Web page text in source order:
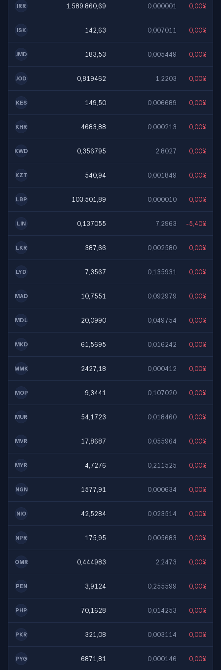
IRR 1.589.860,69 0,000001 0,00%
ISK 142,63 0,007011 0,00%
JMD 183,53 0,005449 0,00%
JOD 0,819462 1,2203 0,00%
KES 149,50 0,006689 0,00%
KHR 4683,88 0,000213 0,00%
KWD 0,356795 2,8027 0,00%
KZT 540,94 0,001849 0,00%
LBP 103.501,89 0,000010 0,00%
LIN 0,137055 7,2963 -5,40%
LKR 387,66 0,002580 0,00%
LYD 7,3567 0,135931 0,00%
MAD 10,7551 0,092979 0,00%
MDL 20,0990 0,049754 0,00%
MKD 61,5695 0,016242 0,00%
MMK 2427,18 0,000412 0,00%
MOP 9,3441 0,107020 0,00%
MUR 54,1723 0,018460 0,00%
MVR 17,8687 0,055964 0,00%
MYR 4,7276 0,211525 0,00%
NGN 1577,91 0,000634 0,00%
NIO 42,5284 0,023514 0,00%
NPR 175,95 0,005683 0,00%
OMR 0,444983 2,2473 0,00%
PEN 3,9124 0,255599 0,00%
PHP 70,1628 0,014253 0,00%
PKR 321,08 0,003114 0,00%
PYG 6871,81 0,000146 0,00%